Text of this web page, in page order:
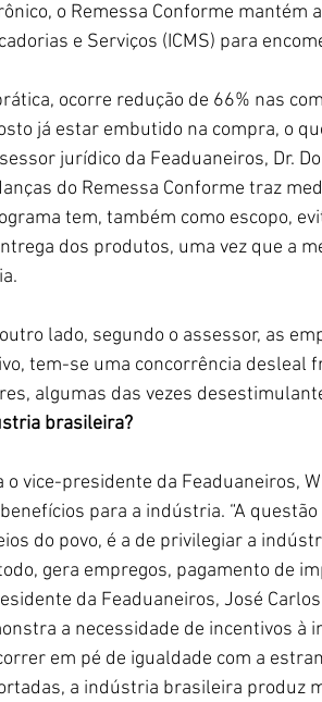
o Remessa Conforme mantém
e Serviços (ICMS) para
ocorre redução de 66% nas
já estar embutido na compra, o
jurídico da Feaduaneiros, Dr.
do Remessa Conforme traz
tem, também como escopo,
dos produtos, uma vez que a
lado, segundo o assessor, as
tem-se uma concorrência desleal
algumas das vezes
brasileira?
o vice-presidente da Feaduaneiros,
para a indústria. “A
do povo, é a de privilegiar a
gera empregos, pagamento de
da Feaduaneiros, José
a necessidade de incentivos à
em pé de igualdade com a
a indústria brasileira produz